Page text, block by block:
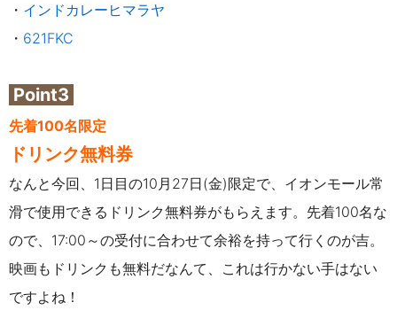
・ インドカレーヒマラヤ
・ 621FKC
Point3
先着100名限定
ドリンク無料券
なんと今回、1日目の10月27日(金)限定で、イオンモール常
滑で使用できるドリンク無料券がもらえます。先着100名な
ので、17:00～の受付に合わせて余裕を持って行くのが吉。
映画もドリンクも無料だなんて、これは行かない手はない
ですよね！